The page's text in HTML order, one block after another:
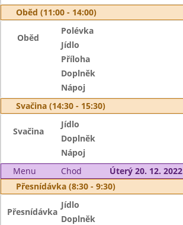
Oběd (11:00 - 14:00)
Oběd
Polévka
Jídlo
Příloha
Doplněk
Nápoj
Svačina (14:30 - 15:30)
Svačina
Jídlo
Doplněk
Nápoj
Menu
Chod
Úterý 20. 12. 2022
Přesnídávka (8:30 - 9:30)
Přesnídávka
Jídlo
Doplněk